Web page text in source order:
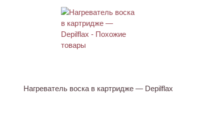
Нагреватель воска в картридже — Depilflax